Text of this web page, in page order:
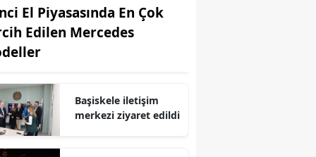
Diyarbakır
Erzincan
El Piyasasında En Çok
Edilen Mercedes
Başiskele iletişim
merkezi ziyaret edildi